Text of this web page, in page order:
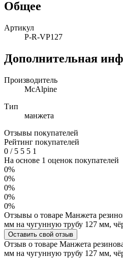
Общее
Артикул
P-R-VP127
Дополнительная
Производитель
McAlpine
Тип
манжета
Отзывы покупателей
Рейтинг покупателей
0 /5 5 5 1
На основе 1 оценок покупателей
0%
0%
0%
0%
0%
Отзывы о товаре Манжета
мм на чугунную трубу 127 мм,
Оставить свой отзыв
Отзыв о товаре Манжета
мм на чугунную трубу 127 мм,